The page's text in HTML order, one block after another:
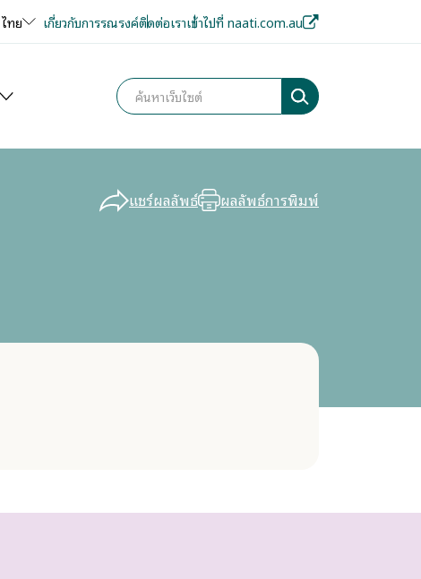
ไทย เกี่ยวกับการรณรงค์ติดต่อเราเข้าไปที่ naati.com.au
แชร์ผลลัพธ์ ผลลัพธ์การพิมพ์